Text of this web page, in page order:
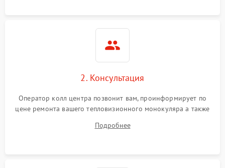
2. Консультация
Оператор колл центра позвонит вам, проинформирует по
цене ремонта вашего тепловизионного монокуляра а также
Подробнее